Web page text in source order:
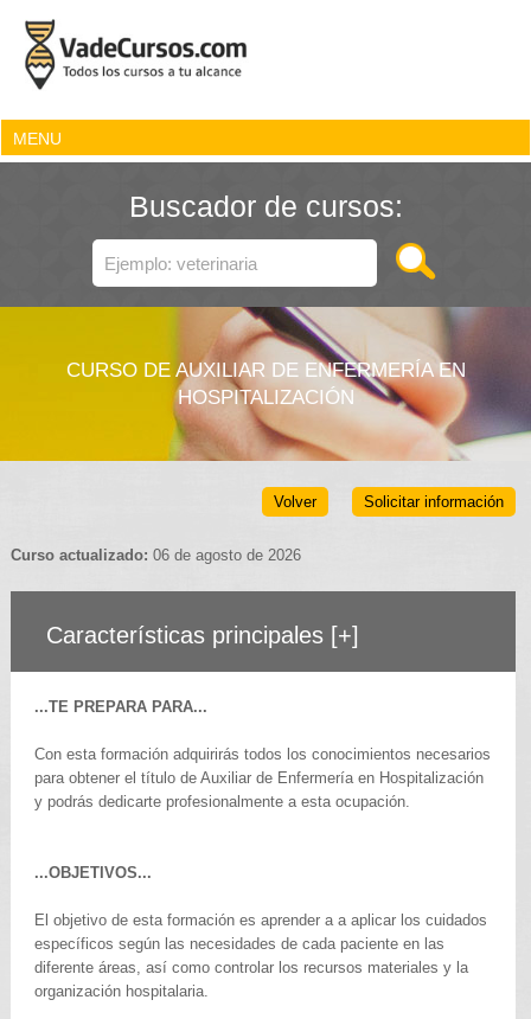
MENU
Buscador de cursos:
CURSO DE AUXILIAR DE ENFERMERÍA EN
HOSPITALIZACIÓN
Solicitar información
Volver
Curso actualizado: 06 de agosto de 2026
Características principales [+]
...TE PREPARA PARA...
Con esta formación adquirirás todos los conocimientos necesarios
para obtener el título de Auxiliar de Enfermería en Hospitalización
y podrás dedicarte profesionalmente a esta ocupación.
...OBJETIVOS...
El objetivo de esta formación es aprender a a aplicar los cuidados
específicos según las necesidades de cada paciente en las
diferente áreas, así como controlar los recursos materiales y la
organización hospitalaria.